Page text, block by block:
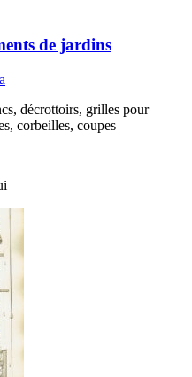
de jardins
décrottoirs, grilles pour
corbeilles, coupes